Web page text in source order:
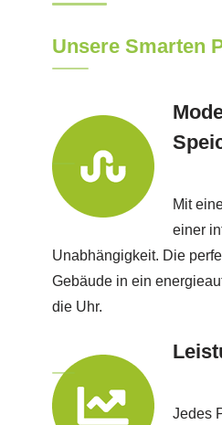
Unsere Smarten
Mit
einer
Unabhängigkeit. Die
Gebäude in ein
die Uhr.
Jedes